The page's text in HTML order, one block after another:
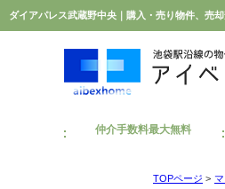
仲介手数料最大無料
TOPページ >